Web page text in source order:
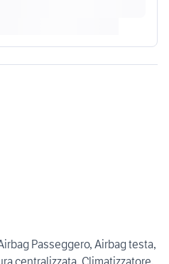
Passeggero, Airbag testa,